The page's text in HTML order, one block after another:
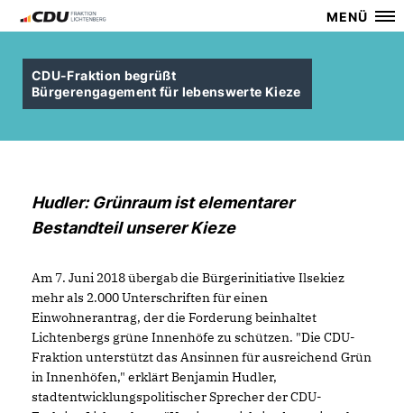
MENÜ
CDU-Fraktion begrüßt
Bürgerengagement für lebenswerte Kieze
Hudler: Grünraum ist elementarer
Bestandteil unserer Kieze
Am 7. Juni 2018 übergab die Bürgerinitiative Ilsekiez
mehr als 2.000 Unterschriften für einen
Einwohnerantrag, der die Forderung beinhaltet
Lichtenbergs grüne Innenhöfe zu schützen. "Die CDU-
Fraktion unterstützt das Ansinnen für ausreichend Grün
in Innenhöfen," erklärt Benjamin Hudler,
stadtentwicklungspolitischer Sprecher der CDU-